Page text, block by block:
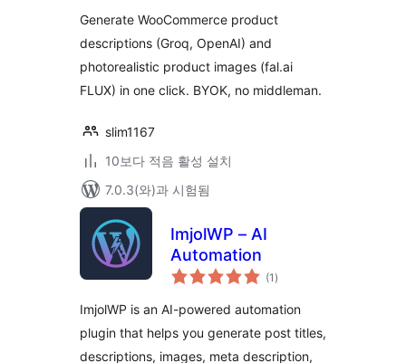
점
Generate WooCommerce product
descriptions (Groq, OpenAI) and
photorealistic product images (fal.ai
FLUX) in one click. BYOK, no middleman.
slim1167
10보다 적음 활성 설치
7.0.3(와)과 시험됨
ImjolWP – AI
Automation
(1 전
체
점
)
ImjolWP is an AI-powered automation
plugin that helps you generate post titles,
descriptions, images, meta description,